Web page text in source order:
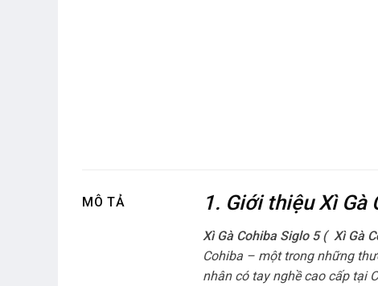
MÔ TẢ 1. Giới thiệu Xì
Xì Gà Cohiba Siglo 5 ( Xì Gà
Cohiba – một trong những
nhân có tay nghề cao cấp tại